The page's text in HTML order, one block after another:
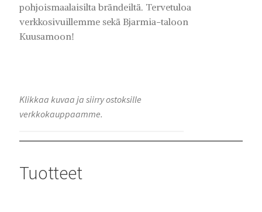
pohjoismaalaisilta brändeiltä. Tervetuloa
verkkosivuillemme sekä Bjarmia-taloon
Kuusamoon!
Klikkaa kuvaa ja siirry ostoksille
verkkokauppaamme.
Tuotteet